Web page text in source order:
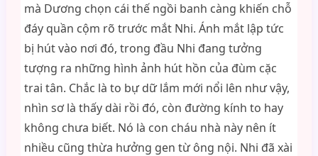
mà Dương chọn cái thế ngồi banh càng khiến chỗ
đáy quần cộm rõ trước mắt Nhi. Ánh mắt lập tức
bị hút vào nơi đó, trong đầu Nhi đang tưởng
tượng ra những hình ảnh hút hồn của đùm cặc
trai tân. Chắc là to bự dữ lắm mới nổi lên như vậy,
nhìn sơ là thấy dài rồi đó, còn đường kính to hay
không chưa biết. Nó là con cháu nhà này nên ít
nhiều cũng thừa hưởng gen từ ông nội. Nhi đã xài